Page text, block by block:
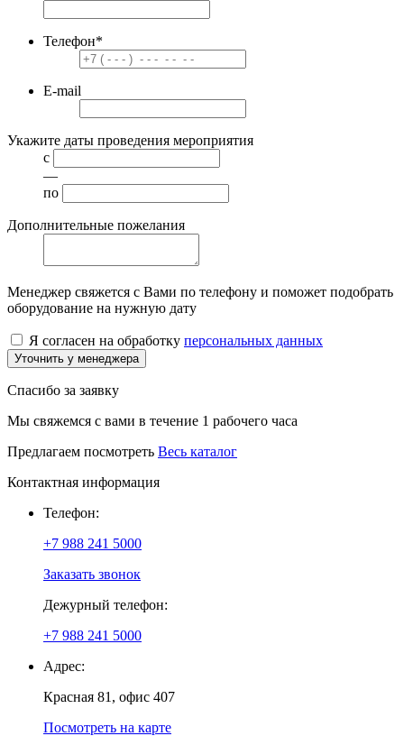
Телефон*
E-mail
Укажите даты проведения мероприятия
с
—
по
Дополнительные пожелания
Менеджер свяжется с Вами по телефону и поможет подобрать
оборудование на нужную дату
Я согласен на обработку персональных данных
Уточнить у менеджера
Спасибо за заявку
Мы свяжемся с вами в течение 1 рабочего часа
Предлагаем посмотреть Весь каталог
Контактная информация
Телефон:
+7 988 241 5000
Заказать звонок
Дежурный телефон:
+7 988 241 5000
Адрес:
Красная 81, офис 407
Посмотреть на карте